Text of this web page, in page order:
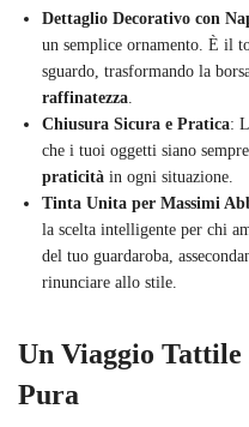
Dettaglio Decorativo con
un semplice ornamento. È il
sguardo, trasformando la
raffinatezza
Chiusura Sicura e Pratica:
che i tuoi oggetti siano
praticità in ogni situazione.
Tinta Unita per Massimi
la scelta intelligente per chi
del tuo guardaroba,
rinunciare allo stile.
Un Viaggio
Pura